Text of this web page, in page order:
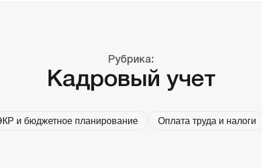
Рубрика:
Кадровый учет
и бюджетное планирование Оплата труда и налоги